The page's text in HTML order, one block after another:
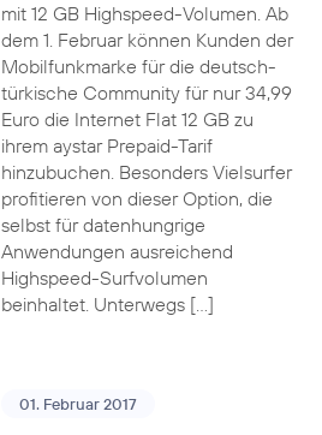
mit 12 GB Highspeed-Volumen. Ab
dem 1. Februar können Kunden der
Mobilfunkmarke für die deutsch-
türkische Community für nur 34,99
Euro die Internet Flat 12 GB zu
ihrem aystar Prepaid-Tarif
hinzubuchen. Besonders Vielsurfer
profitieren von dieser Option, die
selbst für datenhungrige
Anwendungen ausreichend
Highspeed-Surfvolumen
beinhaltet. Unterwegs […]
01. Februar 2017